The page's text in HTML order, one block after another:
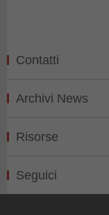
Contatti
Archivi News
Risorse
Seguici